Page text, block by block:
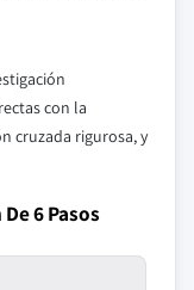
con la
cruzada rigurosa, y
6 Pasos